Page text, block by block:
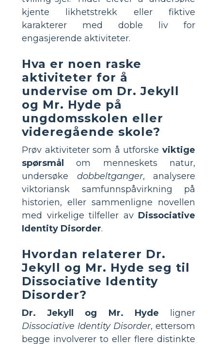
kjente likhetstrekk eller fiktive
karakterer med doble liv for
engasjerende aktiviteter.
Hva er noen raske
aktiviteter for å
undervise om Dr. Jekyll
og Mr. Hyde på
ungdomsskolen eller
videregående skole?
Prøv aktiviteter som å utforske viktige
spørsmål
om menneskets natur,
undersøke dobbeltganger, analysere
viktoriansk samfunnspåvirkning på
historien, eller sammenligne novellen
med virkelige tilfeller av Dissociative
Identity Disorder.
Hvordan relaterer Dr.
Jekyll og Mr. Hyde seg til
Dissociative Identity
Disorder?
Dr. Jekyll og Mr. Hyde ligner
Dissociative Identity Disorder, ettersom
begge involverer to eller flere distinkte